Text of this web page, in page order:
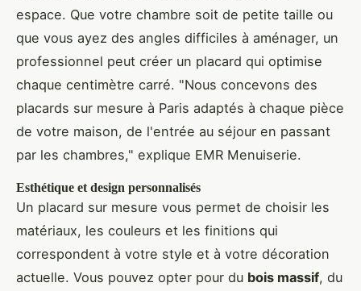
espace. Que votre chambre soit de petite taille ou
que vous ayez des angles difficiles à aménager, un
professionnel peut créer un placard qui optimise
chaque centimètre carré. "Nous concevons des
placards sur mesure à Paris adaptés à chaque pièce
de votre maison, de l'entrée au séjour en passant
par les chambres," explique EMR Menuiserie.
Esthétique et design personnalisés
Un placard sur mesure vous permet de choisir les
matériaux, les couleurs et les finitions qui
correspondent à votre style et à votre décoration
actuelle. Vous pouvez opter pour du bois massif, du